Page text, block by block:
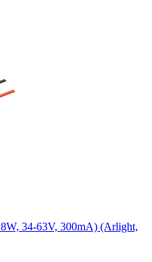
34-63V, 300mA) (Arlight,